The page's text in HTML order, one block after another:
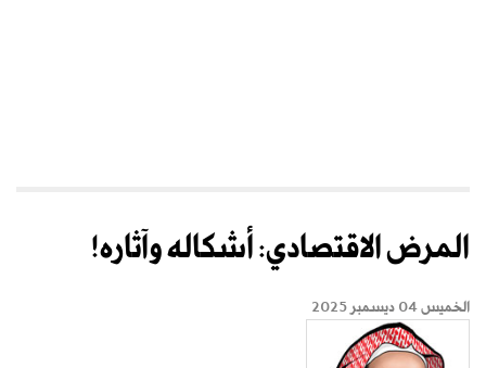
المرض الاقتصادي: أشكاله وآثاره!
الخميس 04 ديسمبر 2025